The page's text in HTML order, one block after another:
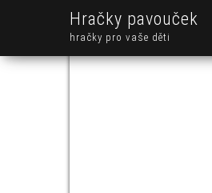
Hračky pavouček
hračky pro vaše děti